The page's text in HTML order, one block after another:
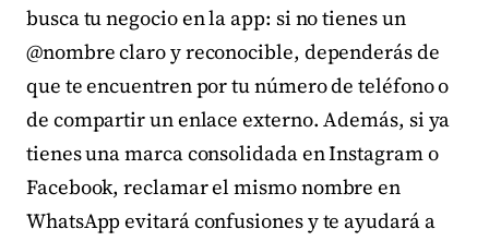
busca tu negocio en la app: si no tienes un
@nombre claro y reconocible, dependerás de
que te encuentren por tu número de teléfono o
de compartir un enlace externo. Además, si ya
tienes una marca consolidada en Instagram o
Facebook, reclamar el mismo nombre en
WhatsApp evitará confusiones y te ayudará a